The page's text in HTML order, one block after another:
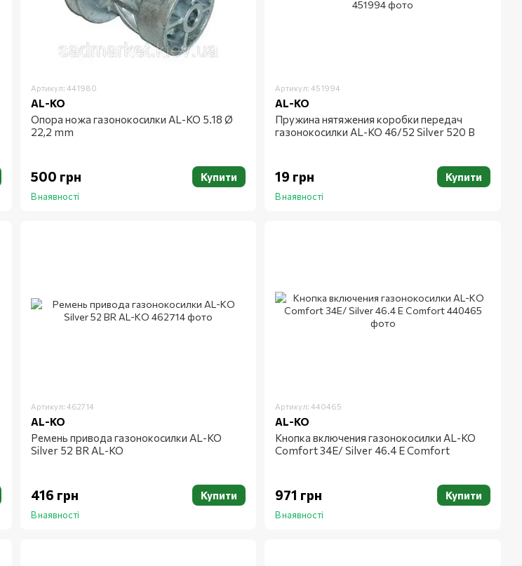
Артикул: 441980
AL-KO
Опора ножа газонокосилки AL-KO 5.18 Ø
22,2 mm
500 грн Купити
В наявності
Артикул: 451994
AL-KO
Пружина нятяжения коробки передач
газонокосилки AL-KO 46/52 Silver 520 B
19 грн Купити
В наявності
Артикул: 462714
AL-KO
Ремень привода газонокосилки AL-KO
Silver 52 BR AL-KO
416 грн Купити
В наявності
Артикул: 440465
AL-KO
Кнопка включения газонокосилки AL-KO
Comfort 34Е/ Silver 46.4 E Comfort
971 грн Купити
В наявності